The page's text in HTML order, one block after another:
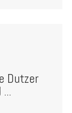
Dutzer